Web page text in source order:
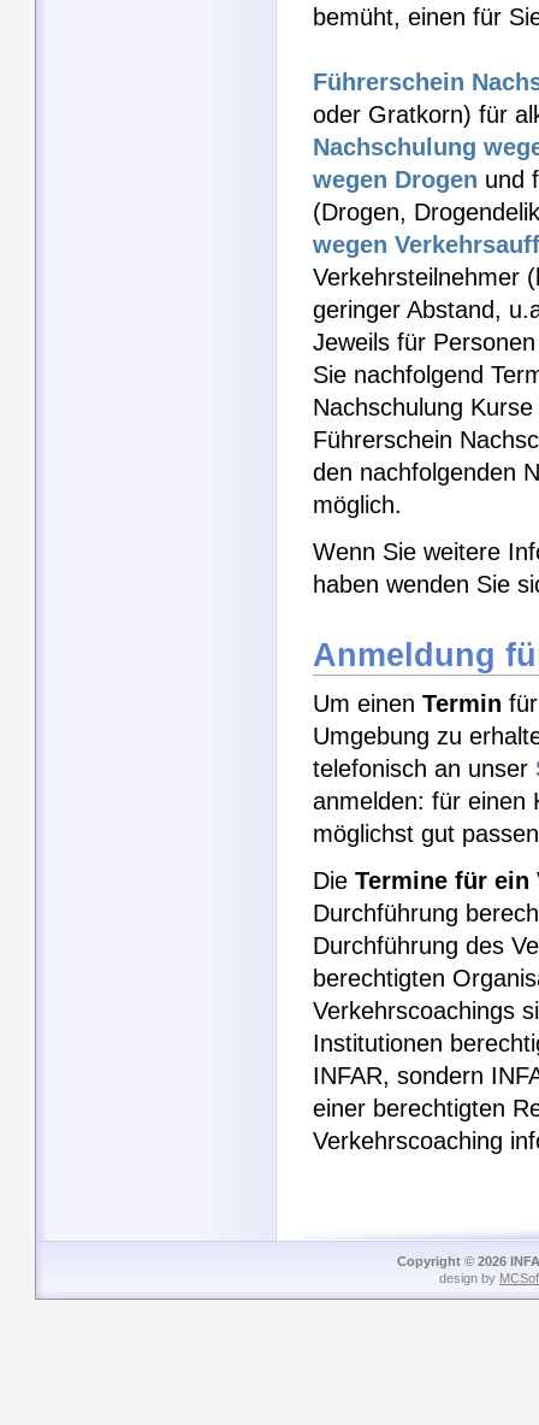
bemüht, einen für
Führerschein
oder Gratkorn) für
Nachschulung
wegen Drogen und
(Drogen,
wegen
Verkehrsteilnehmer
geringer Abstand,
Jeweils für
Sie nachfolgend
Nachschulung
Führerschein
den nachfolgenden
möglich.
Wenn Sie weitere
haben wenden Sie
Anmeldung
Um einen Termin
Umgebung zu
telefonisch an unser
anmelden: für einen
möglichst gut
Die Termine für ein
Durchführung
Durchführung des
berechtigten
Verkehrscoachings
Institutionen
INFAR, sondern
einer berechtigten
Verkehrscoaching
Copyright © 2026
design by